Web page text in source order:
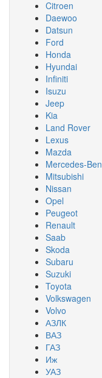
Citroen
Daewoo
Datsun
Ford
Honda
Hyundai
Infiniti
Isuzu
Jeep
Kia
Land Rover
Lexus
Mazda
Mercedes-
Mitsubishi
Nissan
Opel
Peugeot
Renault
Saab
Skoda
Subaru
Suzuki
Toyota
Volkswagen
Volvo
АЗЛК
ВАЗ
ГАЗ
Иж
УАЗ